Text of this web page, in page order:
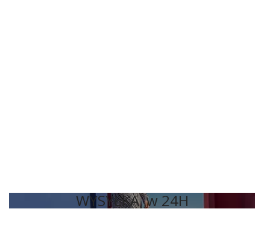
WYSYŁKA w 24H